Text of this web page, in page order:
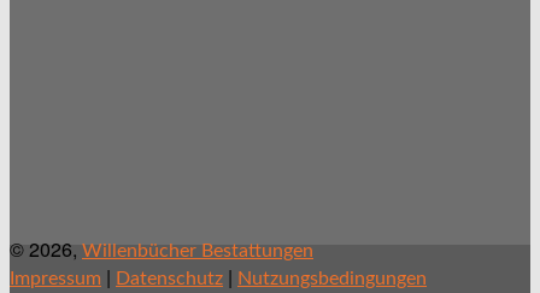
© 2026, Willenbücher Bestattungen
Impressum | Datenschutz | Nutzungsbedingungen